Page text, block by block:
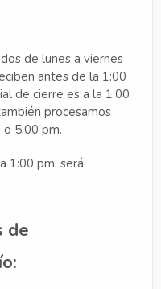
de lunes a viernes
antes de la 1:00
de cierre es a la 1:00
procesamos
5:00 pm.
1:00 pm, será
de